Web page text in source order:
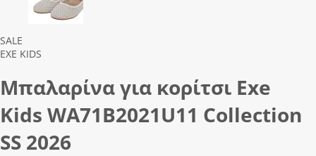
Previous
Next
SALE
EXE KIDS
Μπαλαρίνα για κορίτσι Exe
Kids WΑ71Β2021U11 Collection
SS 2026